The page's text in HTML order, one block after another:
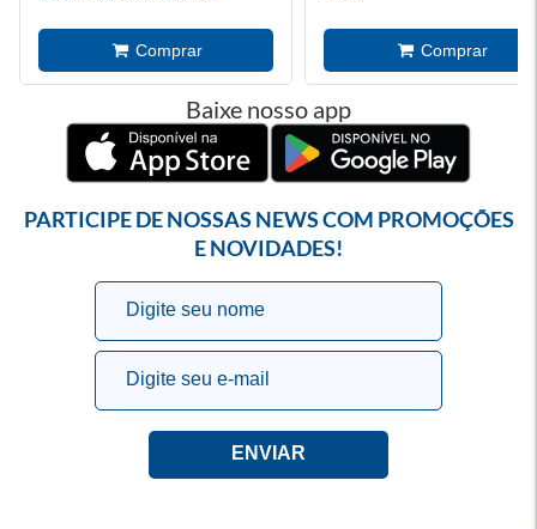
Baixe nosso app
PARTICIPE DE NOSSAS NEWS COM PROMOÇÕES
E NOVIDADES!